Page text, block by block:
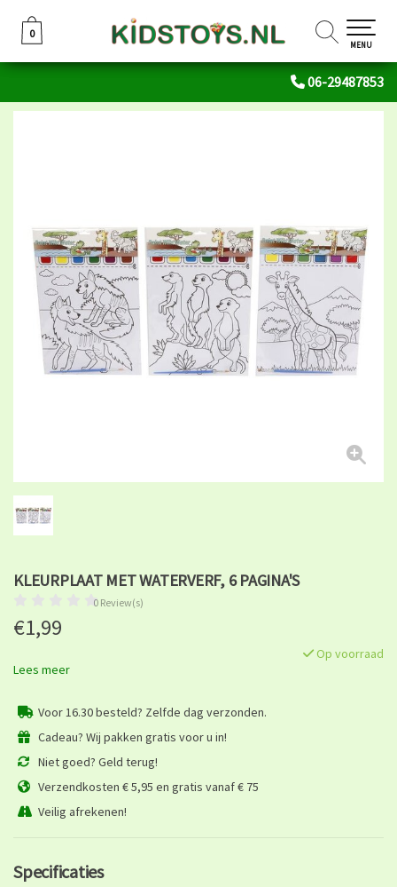
06-29487853
0
0
MENU
KLEURPLAAT MET WATERVERF, 6 PAGINA'S
0 Review(s)
€1,99
Op voorraad
Lees meer
Voor 16.30 besteld? Zelfde dag verzonden.
Cadeau? Wij pakken gratis voor u in!
Niet goed? Geld terug!
Verzendkosten € 5,95 en gratis vanaf € 75
Veilig afrekenen!
Specificaties